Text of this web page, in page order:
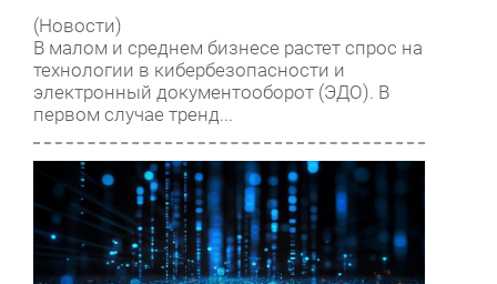
(Новости)
В малом и среднем бизнесе растет спрос на
технологии в кибербезопасности и
электронный документооборот (ЭДО). В
первом случае тренд...